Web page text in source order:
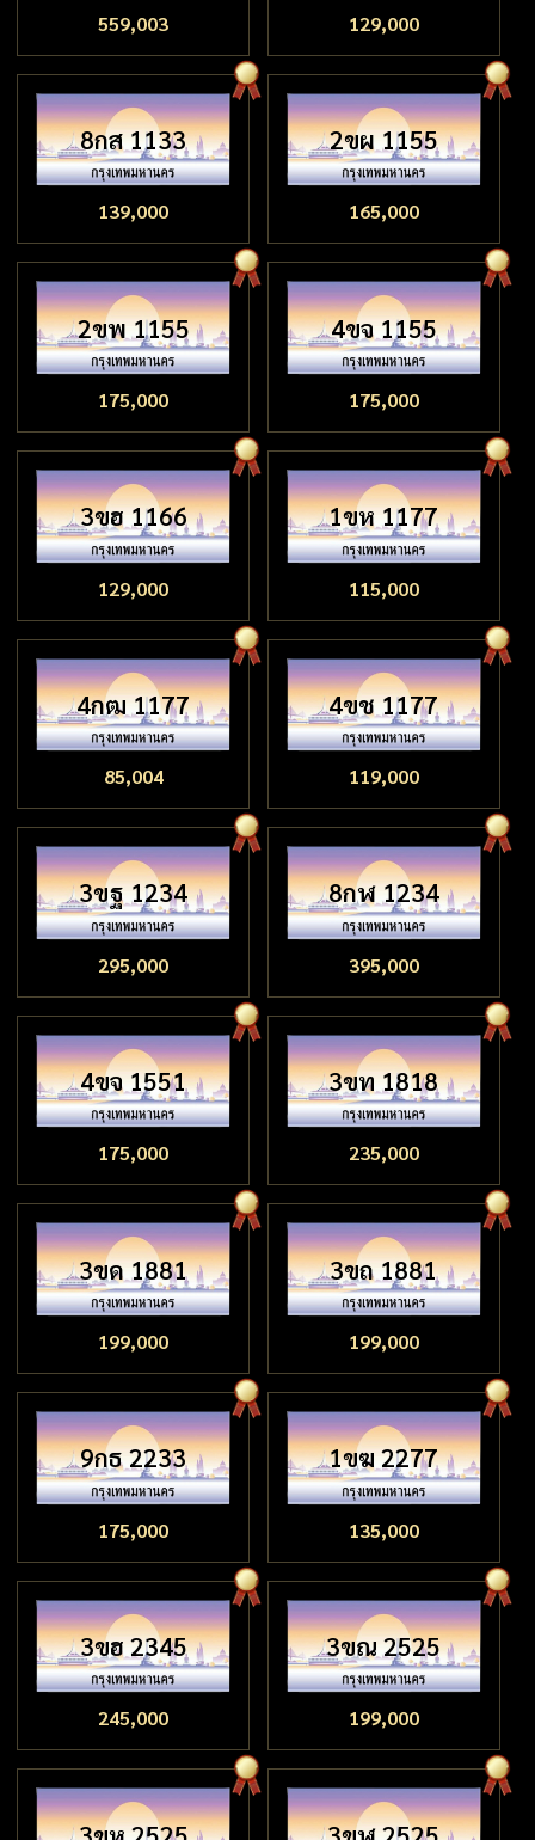
559,003 129,000
8กส 1133
139,000
2ขผ 1155
165,000
2ขพ 1155
175,000
4ขจ 1155
175,000
3ขฮ 1166
129,000
1ขห 1177
115,000
4กฒ 1177
85,004
4ขช 1177
119,000
3ขฐ 1234
295,000
8กฬ 1234
395,000
4ขจ 1551
175,000
3ขท 1818
235,000
3ขด 1881
199,000
3ขถ 1881
199,000
9กธ 2233
175,000
1ขฆ 2277
135,000
3ขฮ 2345
245,000
3ขณ 2525
199,000